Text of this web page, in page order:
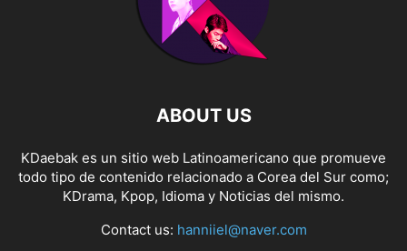
ABOUT US
KDaebak es un sitio web Latinoamericano que promueve
todo tipo de contenido relacionado a Corea del Sur como;
KDrama, Kpop, Idioma y Noticias del mismo.
Contact us: hanniiel@naver.com